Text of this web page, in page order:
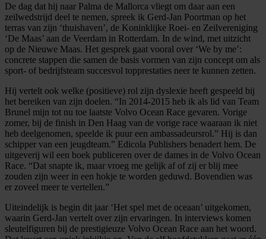
De dag dat hij naar Palma de Mallorca vliegt om daar aan een
zeilwedstrijd deel te nemen, spreek ik Gerd-Jan Poortman op het
terras van zijn ‘thuishaven’, de Koninklijke Roei- en Zeilvereniging
‘De Maas’ aan de Veerdam in Rotterdam. In de wind, met uitzicht
op de Nieuwe Maas. Het gesprek gaat vooral over ‘We by me’:
concrete stappen die samen de basis vormen van zijn concept om als
sport- of bedrijfsteam succesvol topprestaties neer te kunnen zetten.
Hij vertelt ook welke (positieve) rol zijn dyslexie heeft gespeeld bij
het bereiken van zijn doelen. “In 2014-2015 heb ik als lid van Team
Brunel mijn tot nu toe laatste Volvo Ocean Race gevaren. Vorige
zomer, bij de finish in Den Haag van de vorige race waaraan ik niet
heb deelgenomen, speelde ik puur een ambassadeursrol.” Hij is dan
schipper van een jeugdteam.” Edicola Publishers benadert hem. De
uitgeverij wil een boek publiceren over de dames in de Volvo Ocean
Race. “Dat snapte ik, maar vroeg me gelijk af of zij er blij mee
zouden zijn weer in een hokje te worden geduwd. Bovendien was
er zoveel meer te vertellen.”
Uiteindelijk is begin dit jaar ‘Het spel met de oceaan’ uitgekomen,
waarin Gerd-Jan vertelt over zijn ervaringen. In interviews komen
sleutelfiguren bij de prestigieuze Volvo Ocean Race aan het woord.